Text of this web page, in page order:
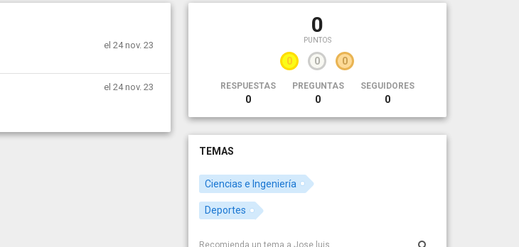
el 24 nov. 23
el 24 nov. 23
0
PUNTOS
0 0 0
RESPUESTAS
0
PREGUNTAS
0
SEGUIDORES
0
TEMAS
Ciencias e Ingeniería
Deportes